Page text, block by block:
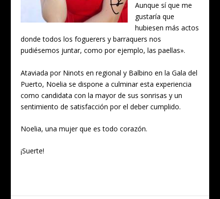
Aunque sí que me
gustaría que
hubiesen más actos
donde todos los foguerers y barraquers nos
pudiésemos juntar, como por ejemplo, las paellas».
Ataviada por Ninots en regional y Balbino en la Gala del
Puerto, Noelia se dispone a culminar esta experiencia
como candidata con la mayor de sus sonrisas y un
sentimiento de satisfacción por el deber cumplido.
Noelia, una mujer que es todo corazón.
¡Suerte!